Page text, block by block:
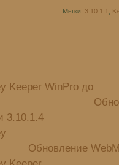
Метки: 3.10.1.1
3.10.1.4
Обновление